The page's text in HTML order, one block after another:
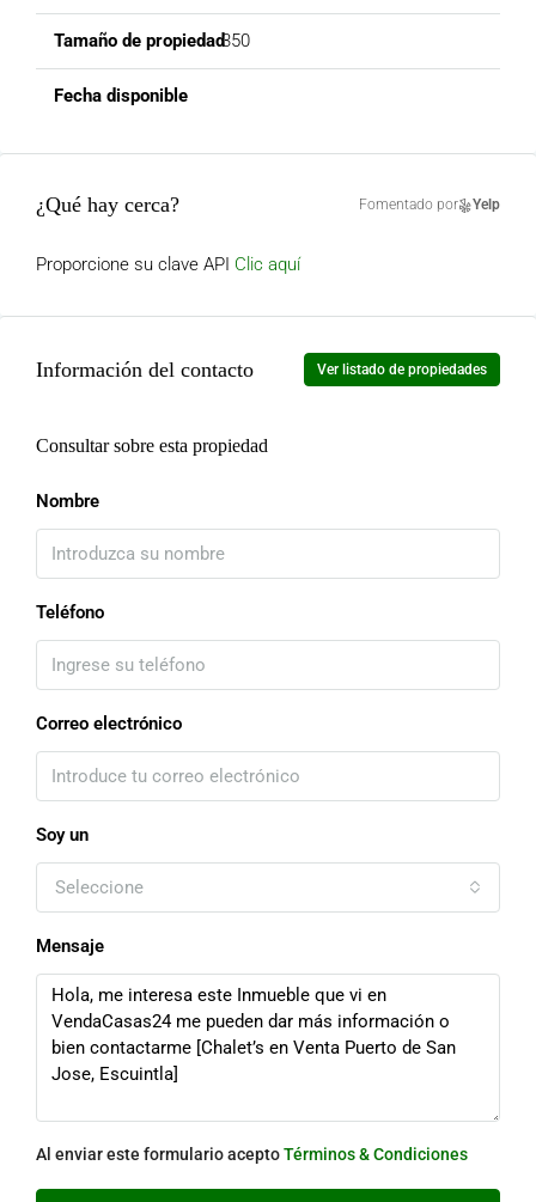
350
¿Qué hay cerca? Fomentado por Yelp
Proporcione su clave API Clic aquí
Información del contacto Ver listado de propiedades
Consultar sobre esta propiedad
Nombre
Teléfono
Correo electrónico
Soy un
Seleccione
Mensaje
Al enviar este formulario aceptoTérminos & Condiciones